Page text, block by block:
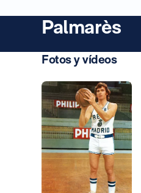
Palmarès
Fotos y vídeos